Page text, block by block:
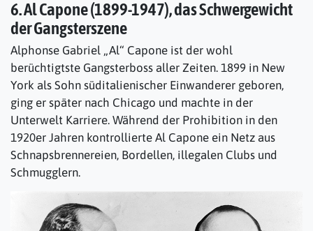
6. Al Capone (1899-1947), das Schwergewicht
der Gangsterszene
Alphonse Gabriel „Al“ Capone ist der wohl
berüchtigtste Gangsterboss aller Zeiten. 1899 in New
York als Sohn süditalienischer Einwanderer geboren,
ging er später nach Chicago und machte in der
Unterwelt Karriere. Während der Prohibition in den
1920er Jahren kontrollierte Al Capone ein Netz aus
Schnapsbrennereien, Bordellen, illegalen Clubs und
Schmugglern.